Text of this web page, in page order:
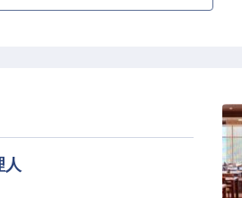
切にしています。
にも柔軟に対応。個室寮も
人